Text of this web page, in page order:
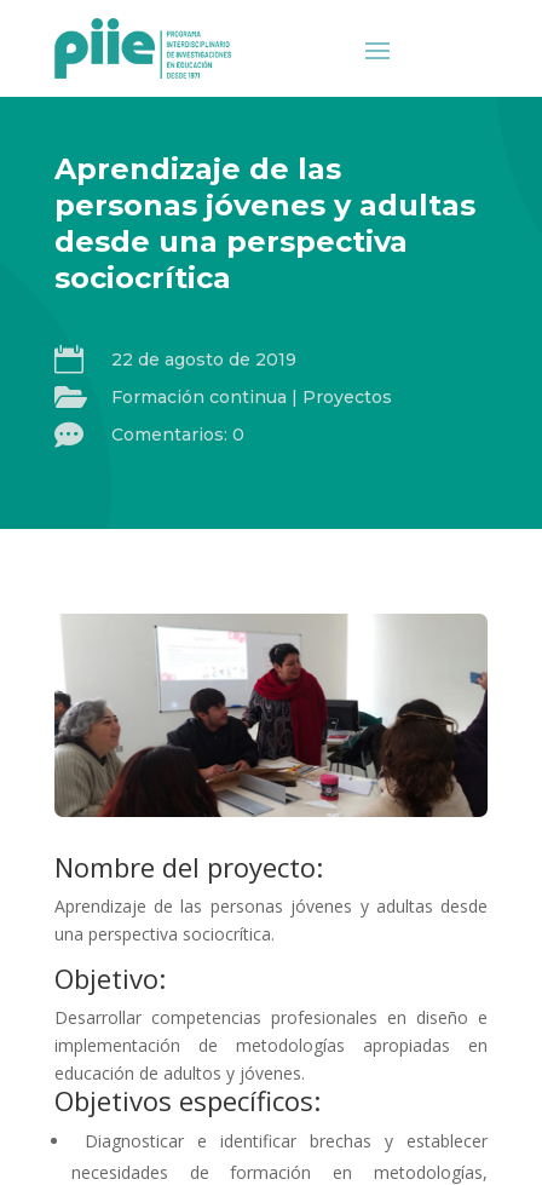
Aprendizaje de las
personas jóvenes y adultas
desde una perspectiva
sociocrítica
 22 de agosto de 2019
 Formación continua | Proyectos
 Comentarios: 0
Nombre del proyecto:
Aprendizaje de las personas jóvenes y adultas desde
una perspectiva sociocrítica.
Objetivo:
Desarrollar competencias profesionales en diseño e
implementación de metodologías apropiadas en
educación de adultos y jóvenes.
Objetivos específicos:
Diagnosticar e identificar brechas y establecer
necesidades de formación en metodologías,